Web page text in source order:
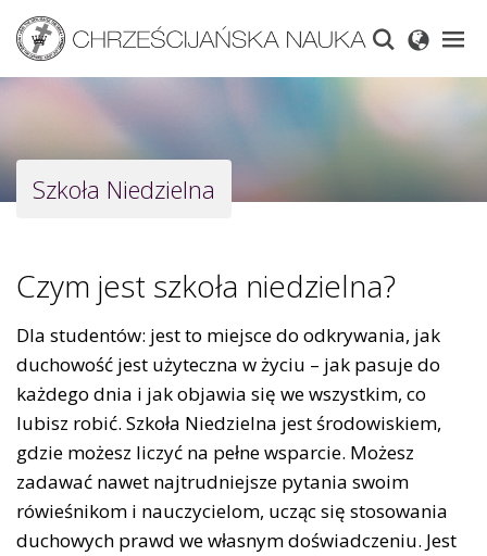
main
content
Szkoła Niedzielna
Czym jest szkoła niedzielna?
Dla studentów: jest to miejsce do odkrywania, jak
duchowość jest użyteczna w życiu – jak pasuje do
każdego dnia i jak objawia się we wszystkim, co
lubisz robić. Szkoła Niedzielna jest środowiskiem,
gdzie możesz liczyć na pełne wsparcie. Możesz
zadawać nawet najtrudniejsze pytania swoim
rówieśnikom i nauczycielom, ucząc się stosowania
duchowych prawd we własnym doświadczeniu. Jest